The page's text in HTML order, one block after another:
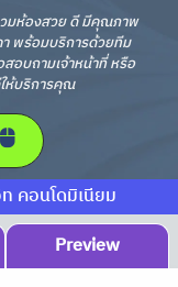
วมห้องสวย ดี มีคุณภาพ
พร้อมบริการด้วยทีม
อบถามเจ้าหน้าที่ หรือ
ห้บริการคุณ
คอนโดมิเนียม
Preview